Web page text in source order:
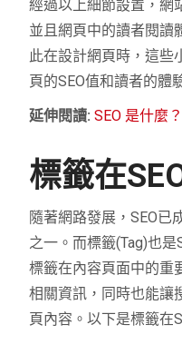
經過以上細節設置，網
並且網頁中的讀者閱讀
此在設計網頁時，這些
頁的SEO值和讀者的體
延伸閱讀: SEO 是什麼
標籤在
隨著網路發展，SEO已
之一。而標籤(Tag)也是
標籤在內容頁面中的重
相關資訊，同時也能讓
頁內容。以下是標籤在